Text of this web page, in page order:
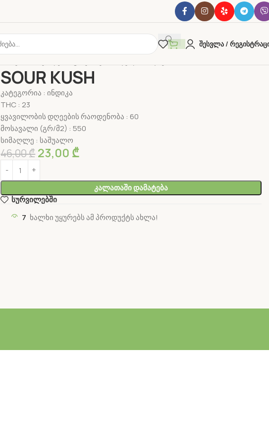
Შესვლა /
SOUR KUSH
კატეგორია : ინდიკა
THC : 23
ყვავილობის დღეების რაოდენობა : 60
მოსავალი (გრ/მ2) : 550
სიმაღლე : საშუალო
46,00₾ 23,00 ₾
Კალათაში Დამატება
სურვილებში
7 ხალხი უყურებს ამ პროდუქტს ახლა!